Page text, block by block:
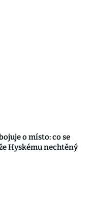
o místo: co se
Hyskému nechtěný